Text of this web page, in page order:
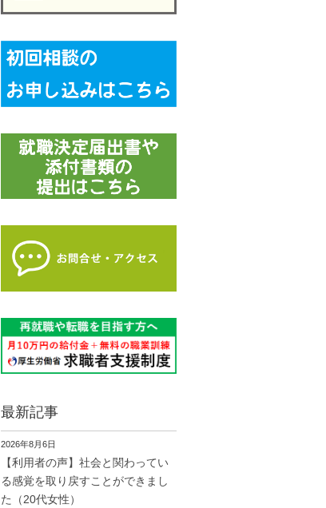
最新記事
2026年8月6日
【利用者の声】社会と関わってい
る感覚を取り戻すことができまし
た（20代女性）